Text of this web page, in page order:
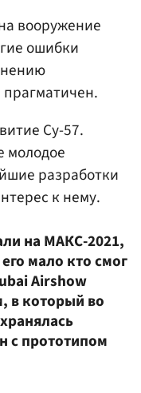
вооружение
ошибки
Су-57.
молодое
разработки
к нему.
на МАКС-2021,
мало кто смог
Airshow
в который во
с прототипом